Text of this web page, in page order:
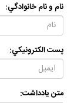
نام و نام خانوادگي:
پست الكترونيكي:
متن يادداشت: